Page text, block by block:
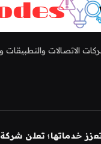
والتطبيقات